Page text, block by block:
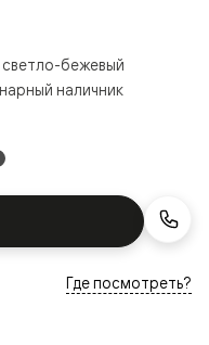
бежевый
наличник
Где посмотреть?